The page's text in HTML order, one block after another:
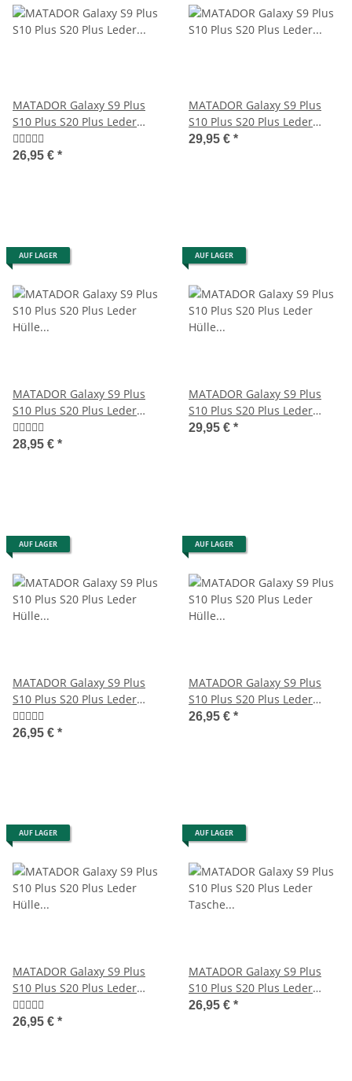
MATADOR Galaxy S9 Plus
S10 Plus S20 Plus Leder
Gürteltasche Schwarz
26,95 € *
MATADOR Galaxy S9 Plus
S10 Plus S20 Plus Leder
Handytasche Braun
29,95 € *
AUF LAGER
MATADOR Galaxy S9 Plus
S10 Plus S20 Plus Leder
Hülle Case Quer Braun
28,95 € *
AUF LAGER
MATADOR Galaxy S9 Plus
S10 Plus S20 Plus Leder
Hülle Case Schwarz
29,95 € *
AUF LAGER
MATADOR Galaxy S9 Plus
S10 Plus S20 Plus Leder
Hülle Schwarz
26,95 € *
AUF LAGER
MATADOR Galaxy S9 Plus
S10 Plus S20 Plus Leder
Hülle Schwarz
26,95 € *
AUF LAGER
MATADOR Galaxy S9 Plus
S10 Plus S20 Plus Leder
Hülle Tasche Braun
26,95 € *
AUF LAGER
MATADOR Galaxy S9 Plus
S10 Plus S20 Plus Leder
Tasche Case Braun
26,95 € *